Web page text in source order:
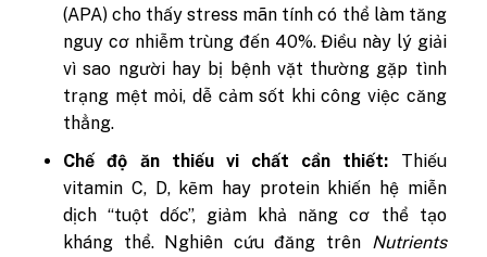
(APA) cho thấy stress mãn tính có thể làm tăng
nguy cơ nhiễm trùng đến 40%. Điều này lý giải
vì sao người hay bị bệnh vặt thường gặp tình
trạng mệt mỏi, dễ cảm sốt khi công việc căng
thẳng.
Chế độ ăn thiếu vi chất cần thiết: Thiếu
vitamin C, D, kẽm hay protein khiến hệ miễn
dịch “tuột dốc”, giảm khả năng cơ thể tạo
kháng thể. Nghiên cứu đăng trên Nutrients